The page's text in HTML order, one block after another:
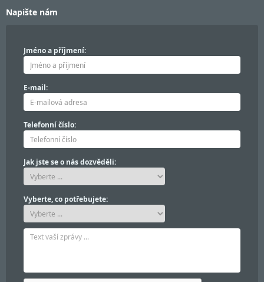
Napište nám
Jméno a příjmení:
E-mail:
Telefonní číslo:
Jak jste se o nás dozvěděli:
Vyberte, co potřebujete: